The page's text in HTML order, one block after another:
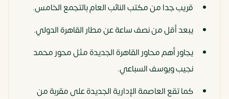
قريب جدا من مكتب النائب العام بالتجمع الخامس.
يبعد أقل من نصف ساعة عن مطار القاهرة الدولي.
يجاور أهم محاور القاهرة الجديدة مثل محور محمد
نجيب ويوسف السباعي.
كما تقع العاصمة الإدارية الجديدة على مقربة من